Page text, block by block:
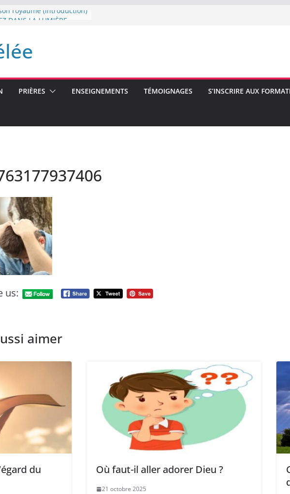
royaume (Introduction)
DIEU A MENACE
PRIÈRES ENSEIGNEMENTS TÉMOIGNAGES S’INSCRIRE AUX
us:
aimer
du
Où faut-il aller adorer Dieu ?
21 octobre 2025